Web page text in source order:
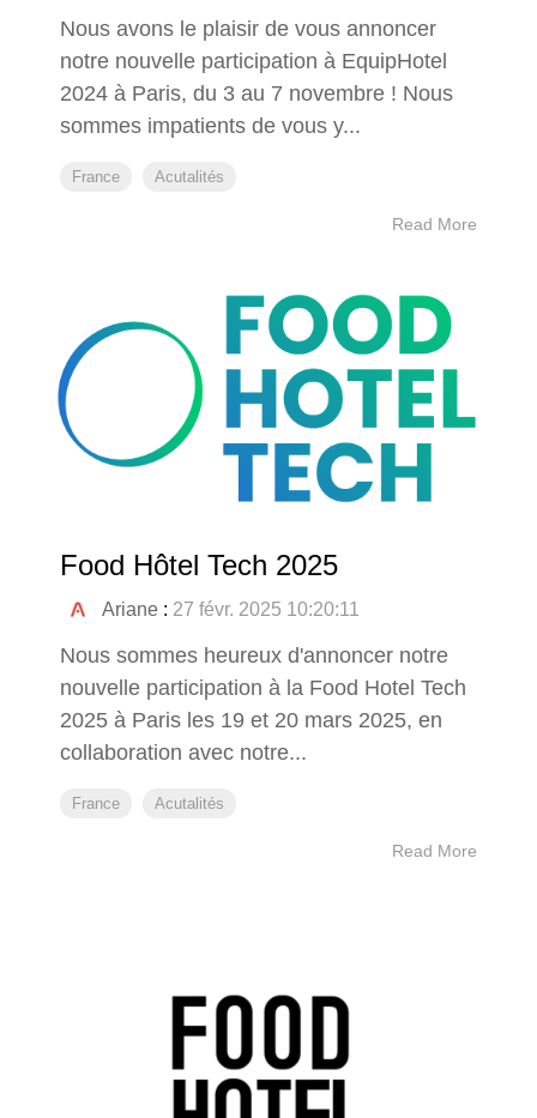
Nous avons le plaisir de vous annoncer
notre nouvelle participation à EquipHotel
2024 à Paris, du 3 au 7 novembre ! Nous
sommes impatients de vous y...
France Acutalités
Read More
Food Hôtel Tech 2025
Ariane : 27 févr. 2025 10:20:11
Nous sommes heureux d'annoncer notre
nouvelle participation à la Food Hotel Tech
2025 à Paris les 19 et 20 mars 2025, en
collaboration avec notre...
France Acutalités
Read More